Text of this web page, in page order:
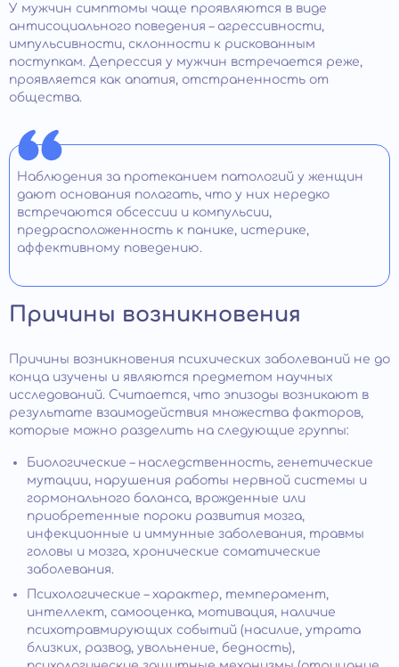
У мужчин симптомы чаще проявляются в виде
антисоциального поведения – агрессивности,
импульсивности, склонности к рискованным
поступкам. Депрессия у мужчин встречается реже,
проявляется как апатия, отстраненность от
общества.
Наблюдения за протеканием патологий у женщин
дают основания полагать, что у них нередко
встречаются обсессии и компульсии,
предрасположенность к панике, истерике,
аффективному поведению.
Причины возникновения
Причины возникновения психических заболеваний не до
конца изучены и являются предметом научных
исследований. Считается, что эпизоды возникают в
результате взаимодействия множества факторов,
которые можно разделить на следующие группы:
Биологические – наследственность, генетические
мутации, нарушения работы нервной системы и
гормонального баланса, врожденные или
приобретенные пороки развития мозга,
инфекционные и иммунные заболевания, травмы
головы и мозга, хронические соматические
заболевания.
Психологические – характер, темперамент,
интеллект, самооценка, мотивация, наличие
психотравмирующих событий (насилие, утрата
близких, развод, увольнение, бедность),